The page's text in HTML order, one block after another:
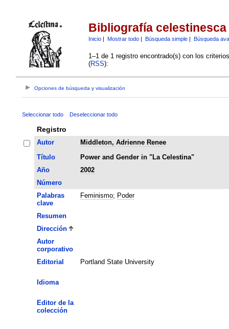
Bibliografía celestinesca
Inicio| Mostrar todo| Búsqueda simple| Búsqueda
1–1 de 1 registro encontrado(s) con los
(RSS):
Opciones de búsqueda y visualización
Seleccionar todo Deseleccionar todo
Registro
Autor
Middleton, Adrienne Renee
Título
Power and Gender in "La Celestina"
Año
2002
Número
Palabras
clave
Feminismo; Poder
Resumen
Dirección
Autor
corporativo
Editorial
Portland State University
Idioma
Editor de la
colección